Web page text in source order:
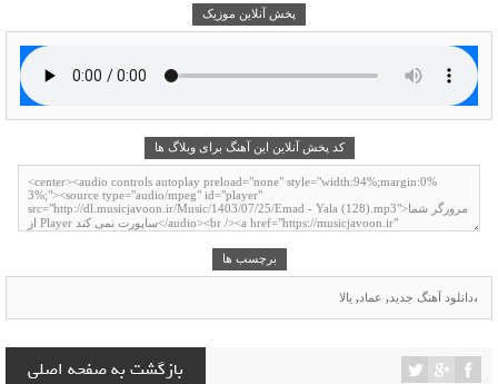
پخش آنلاین موزیک
کد پخش آنلاین این آهنگ برای وبلاگ ها
برچسب ها
،دانلود آهنگ جدید , عماد , یالا
بازگشت به صفحه اصلی